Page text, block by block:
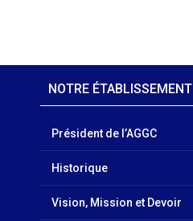
NOTRE ÉTABLISSEMENT
Président de l’AGGC
Historique
Vision, Mission et Devoir